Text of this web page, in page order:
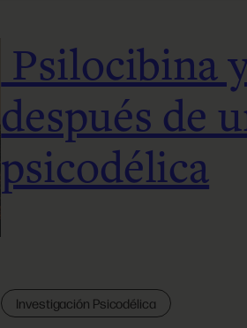
Psilocibina
después de
psicodélica
Investigación Psicodélica